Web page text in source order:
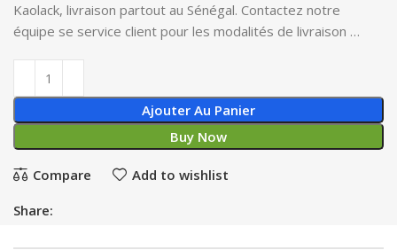
Kaolack, livraison partout au Sénégal. Contactez notre
équipe se service client pour les modalités de livraison …
Ajouter Au Panier
Buy Now
Compare Add to wishlist
Share: